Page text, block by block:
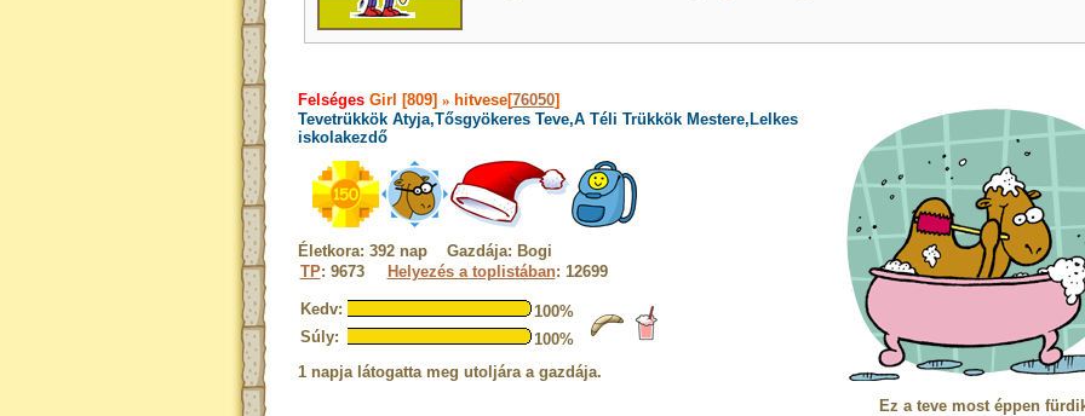
FelségesGirl [809] » hitvese[76050]
Tevetrükkök Atyja,Tősgyökeres Teve,A Téli Trükkök Mestere,Lelkes
iskolakezdő
Életkora: 392 nap Gazdája: Bogi
TP: 9673 Helyezés a toplistában: 12699
Kedv:
100%
Súly:
100%
1 napja látogatta meg utoljára a gazdája.
Ez a teve most éppen